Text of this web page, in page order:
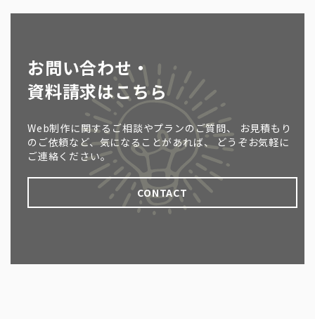
お問い合わせ・
資料請求はこちら
Web制作に関するご相談やプランのご質問、
お見積もり
のご依頼など、気になることがあれば、 どうぞお気軽に
ご連絡ください。
CONTACT